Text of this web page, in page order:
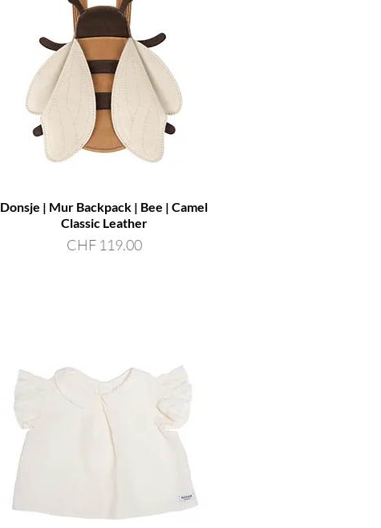
Donsje | Mur Backpack | Bee | Camel
Classic Leather
Preis
CHF 119.00